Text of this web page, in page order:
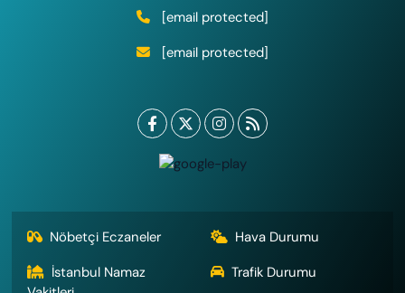
[email protected]
[email protected]
Nöbetçi Eczaneler
Hava Durumu
İstanbul Namaz
Trafik Durumu